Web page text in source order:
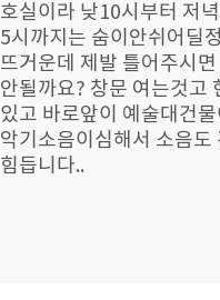
호실이라 낮10시부터 저녁
5시까지는 숨이안쉬어딜
뜨거운데 제발 틀어주시면
안될까요? 창문 여는것고
있고 바로앞이 예술대건
악기소음이심해서 소음도
힘듭니다..